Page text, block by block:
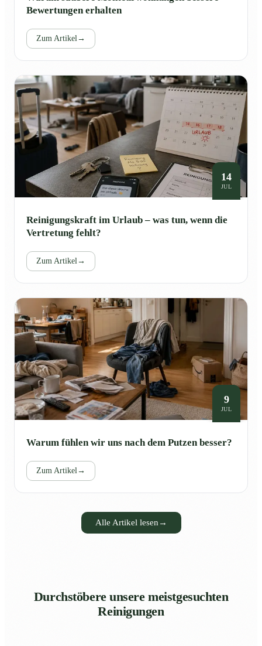
Bewertungen erhalten
Zum Artikel →
14
JUL
Reinigungskraft im Urlaub – was tun, wenn die
Vertretung fehlt?
Zum Artikel →
9
JUL
Warum fühlen wir uns nach dem Putzen besser?
Zum Artikel →
Alle Artikel lesen →
Durchstöbere unsere meistgesuchten
Reinigungen